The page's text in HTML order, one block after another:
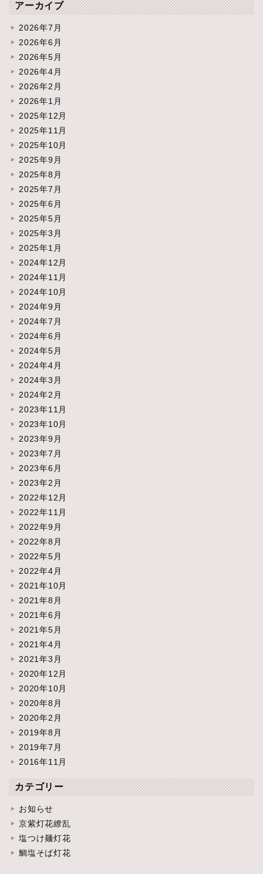
アーカイブ
2026年7月
2026年6月
2026年5月
2026年4月
2026年2月
2026年1月
2025年12月
2025年11月
2025年10月
2025年9月
2025年8月
2025年7月
2025年6月
2025年5月
2025年3月
2025年1月
2024年12月
2024年11月
2024年10月
2024年9月
2024年7月
2024年6月
2024年5月
2024年4月
2024年3月
2024年2月
2023年11月
2023年10月
2023年9月
2023年7月
2023年6月
2023年2月
2022年12月
2022年11月
2022年9月
2022年8月
2022年5月
2022年4月
2021年10月
2021年8月
2021年6月
2021年5月
2021年4月
2021年3月
2020年12月
2020年10月
2020年8月
2020年2月
2019年8月
2019年7月
2016年11月
カテゴリー
お知らせ
京紫灯花繚乱
塩つけ麺灯花
鯛塩そば灯花